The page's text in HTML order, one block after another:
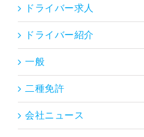
ドライバー求人
ドライバー紹介
一般
二種免許
会社ニュース